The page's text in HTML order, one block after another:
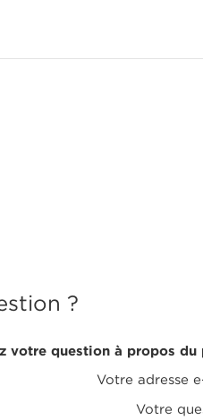
?
votre question à propos du
Votre adresse
Votre